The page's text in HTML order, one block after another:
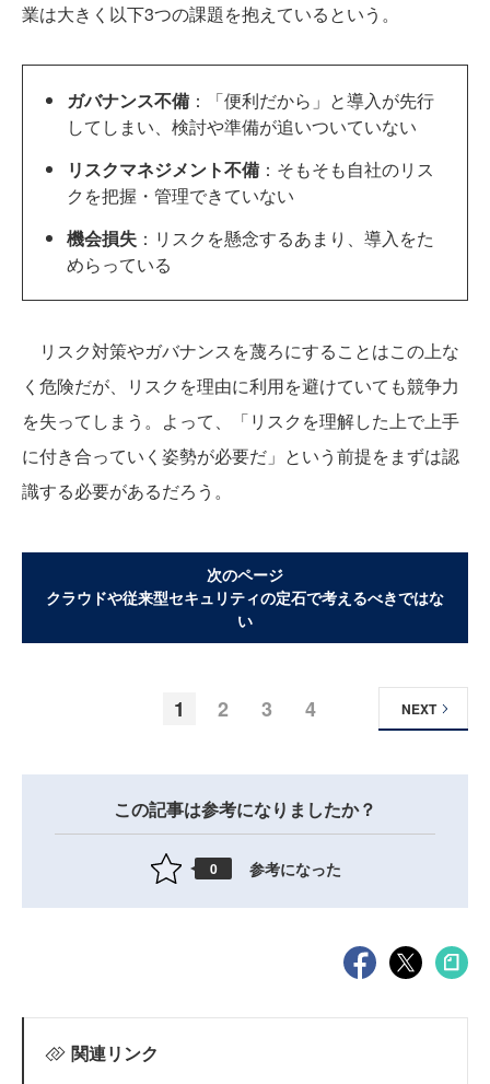
業は大きく以下3つの課題を抱えているという。
ガバナンス不備 ：「便利だから」と導入が先行
してしまい、検討や準備が追いついていない
リスクマネジメント不備 ：そもそも自社のリス
クを把握・管理できていない
機会損失 ：リスクを懸念するあまり、導入をた
めらっている
リスク対策やガバナンスを蔑ろにすることはこの上な
く危険だが、リスクを理由に利用を避けていても競争力
を失ってしまう。よって、「リスクを理解した上で上手
に付き合っていく姿勢が必要だ」という前提をまずは認
識する必要があるだろう。
次のページ
クラウドや従来型セキュリティの定石で考えるべきではな
い
1 2 3 4 NEXT
この記事は参考になりましたか？
0 参考になった
関連リンク